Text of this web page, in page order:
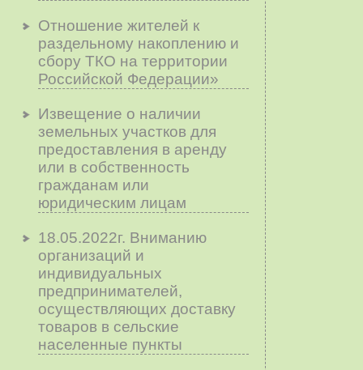
Отношение жителей к
раздельному накоплению и
сбору ТКО на территории
Российской Федерации»
Извещение о наличии
земельных участков для
предоставления в аренду
или в собственность
гражданам или
юридическим лицам
18.05.2022г. Вниманию
организаций и
индивидуальных
предпринимателей,
осуществляющих доставку
товаров в сельские
населенные пункты